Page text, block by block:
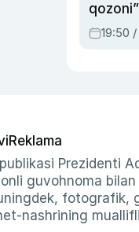
19:50
Reklama
Prezidenti
guvohnoma
fotografik,
nashrining